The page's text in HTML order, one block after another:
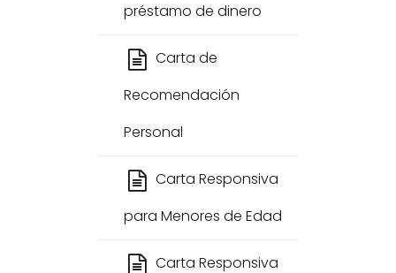
préstamo de dinero
Carta de
Recomendación
Personal
Carta Responsiva
para Menores de Edad
Carta Responsiva